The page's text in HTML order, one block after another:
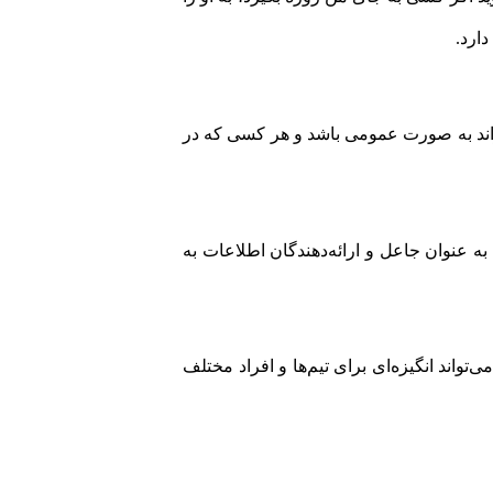
به صورت عمومی باشد و هر کسی که در
عنوان جاعل و ارائه‌دهندگان اطلاعات به
انگیزه‌ای برای تیم‌ها و افراد مختلف